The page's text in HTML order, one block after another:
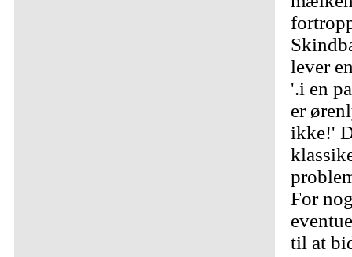
lever
'.i en
er
ikke!'
For
til at